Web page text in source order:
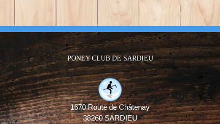
PONEY CLUB DE SARDIEU
1670 Route de Châtenay
38260 SARDIEU